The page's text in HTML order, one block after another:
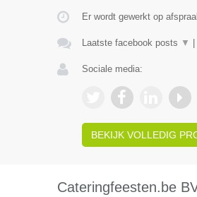
Er wordt gewerkt op
Laatste facebook posts ▼
Sociale media:
BEKIJK VOLLEDIG
Cateringfeesten.be